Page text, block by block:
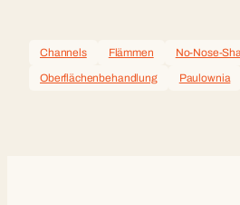
Channels Flämmen
No-Nose-
Oberflächenbehandlung
Paulownia